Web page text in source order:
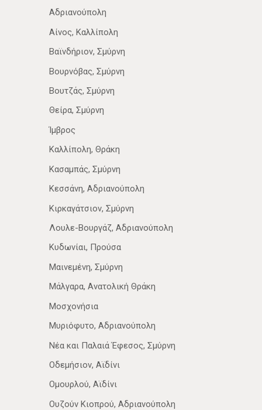
Αδριανούπολη
Αίνος, Καλλίπολη
Βαϊνδήριον, Σμύρνη
Βουρνόβας, Σμύρνη
Βουτζάς, Σμύρνη
Θείρα, Σμύρνη
Ίμβρος
Καλλίπολη, Θράκη
Κασαμπάς, Σμύρνη
Κεσσάνη, Αδριανούπολη
Κιρκαγάτσιον, Σμύρνη
Λουλε-Βουργάζ, Αδριανούπολη
Κυδωνίαι, Προύσα
Μαινεμένη, Σμύρνη
Μάλγαρα, Ανατολική Θράκη
Μοσχονήσια
Μυριόφυτο, Αδριανούπολη
Νέα­ και Παλαιά Έφεσος, Σμύρνη
Οδεμήσιον, Αϊδίνι
Ομουρλού, Αϊδίνι
Ουζούν Κιοπρού, Αδριανούπολη